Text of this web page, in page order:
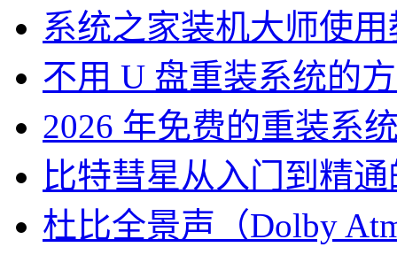
系统之家装机大师使
不用 U 盘重装系统的
2026 年免费的重装系
比特彗星从入门到精
杜比全景声（Dolby